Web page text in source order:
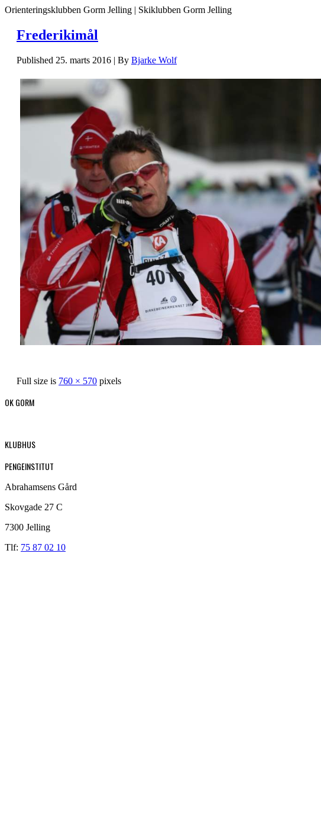
Orienteringsklubben Gorm Jelling | Skiklubben Gorm Jelling
Frederikimål
Published 25. marts 2016 | By Bjarke Wolf
Full size is 760 × 570 pixels
OK GORM
KLUBHUS
PENGEINSTITUT
Abrahamsens Gård
Skovgade 27 C
7300 Jelling
Tlf: 75 87 02 10